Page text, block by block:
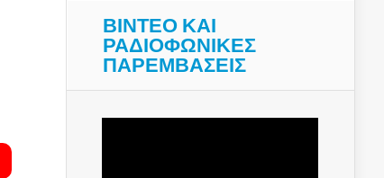
ΒΙΝΤΕΟ ΚΑΙ
ΡΑΔΙΟΦΩΝΙΚΕΣ
ΠΑΡΕΜΒΑΣΕΙΣ